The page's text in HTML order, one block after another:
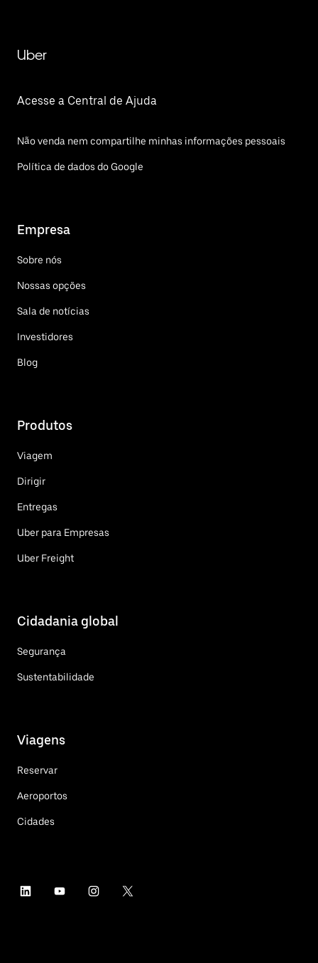
Uber
Acesse a Central de Ajuda
Não venda nem compartilhe minhas informações pessoais
Política de dados do Google
Empresa
Sobre nós
Nossas opções
Sala de notícias
Investidores
Blog
Produtos
Viagem
Dirigir
Entregas
Uber para Empresas
Uber Freight
Cidadania global
Segurança
Sustentabilidade
Viagens
Reservar
Aeroportos
Cidades